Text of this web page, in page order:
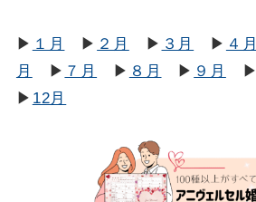
▶ １月 ▶ ２月 ▶ ３月 ▶ ４月
月
▶ ７月 ▶ ８月 ▶ ９月 ▶
▶ 12月